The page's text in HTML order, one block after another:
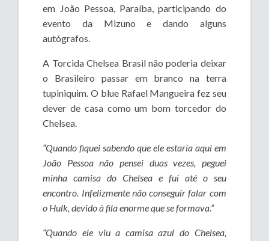
em João Pessoa, Paraíba, participando do
evento da Mizuno e dando alguns
autógrafos.
A Torcida Chelsea Brasil não poderia deixar
o Brasileiro passar em branco na terra
tupiniquim. O blue Rafael Mangueira fez seu
dever de casa como um bom torcedor do
Chelsea.
“Quando fiquei sabendo que ele estaria aqui em
João Pessoa não pensei duas vezes, peguei
minha camisa do Chelsea e fui até o seu
encontro. Infelizmente não conseguir falar com
o Hulk, devido à fila enorme que se formava.”
“Quando ele viu a camisa azul do Chelsea,